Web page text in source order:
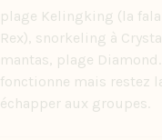
plage Kelingking (la
Rex), snorkeling à
mantas, plage
fonctionne mais restez
échapper aux groupes.